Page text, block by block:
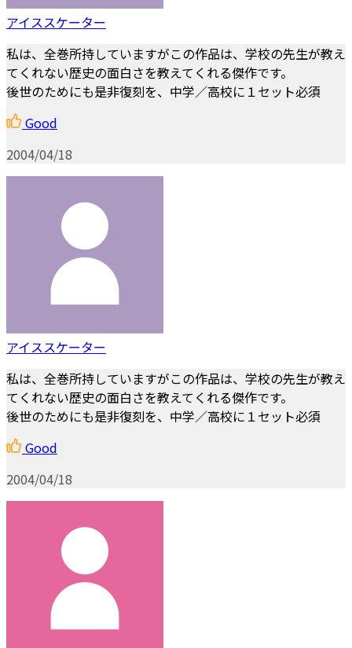
アイススケーター
私は、全巻所持していますがこの作品は、学校の先生が教え
てくれない歴史の面白さを教えてくれる傑作です。
後世のためにも是非復刻を、中学／高校に１セット必須
Good
2004/04/18
アイススケーター
私は、全巻所持していますがこの作品は、学校の先生が教え
てくれない歴史の面白さを教えてくれる傑作です。
後世のためにも是非復刻を、中学／高校に１セット必須
Good
2004/04/18